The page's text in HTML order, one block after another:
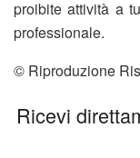
proibite attività a
professionale.
© Riproduzione
Ricevi